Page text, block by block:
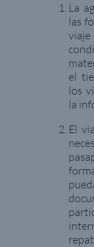
La
las
el
los
la
El